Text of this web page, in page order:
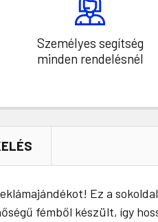
Személyes segítség
minden rendelésnél
Ez a
fémből készült, így